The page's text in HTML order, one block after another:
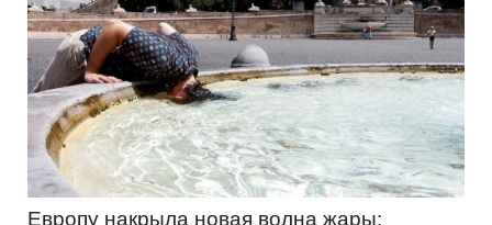
Европу накрыла новая волна жары: